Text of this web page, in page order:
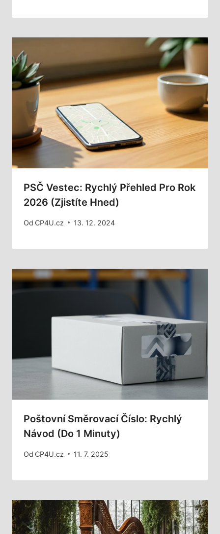
PSČ Vestec: Rychlý Přehled Pro Rok
2026 (Zjistíte Hned)
Od CP4U.cz 13. 12. 2024
Poštovní Směrovací Číslo: Rychlý
Návod (do 1 Minuty)
Od CP4U.cz 11. 7. 2025